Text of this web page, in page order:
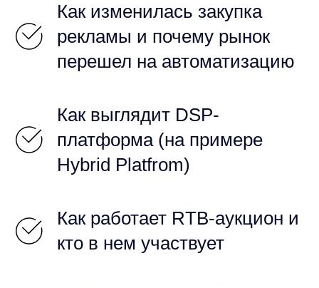
Как изменилась закупка
рекламы и почему рынок
перешел на автоматизацию
Как выглядит DSP-
платформа (на примере
Hybrid Platfrom)
Как работает RTB-аукцион и
кто в нем участвует